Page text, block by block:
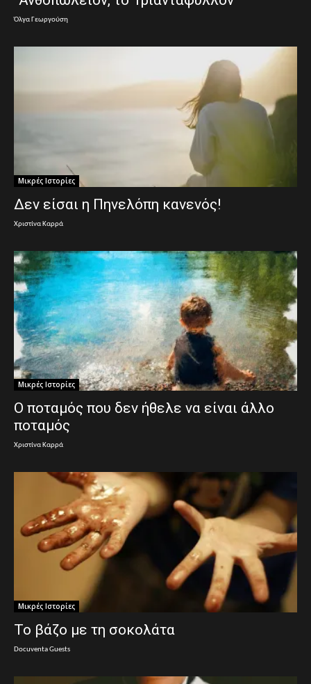
Όλγα Γεωργούση
Μικρές Ιστορίες
Δεν είσαι η Πηνελόπη κανενός!
Χριστίνα Καρρά
Μικρές Ιστορίες
Ο ποταμός που δεν ήθελε να είναι άλλο
ποταμός
Χριστίνα Καρρά
Μικρές Ιστορίες
Το βάζο με τη σοκολάτα
Docuventa Guests